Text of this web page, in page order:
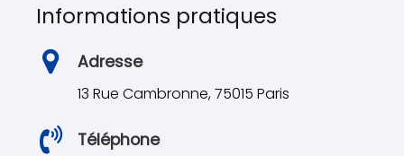
Informations pratiques
Adresse
13 Rue Cambronne, 75015 Paris
Téléphone